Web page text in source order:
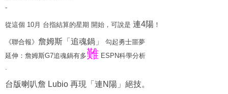
-
從這個 10月 台指結算的星期 開始，可說是 連4陽 ！
《聯合報》 詹姆斯「追魂鍋」
勾起勇士噩夢
延伸：詹姆斯G7追魂鍋有多難 ESPN科學分析
台版喇叭詹 Lubio 再現「連N陽」絕技。